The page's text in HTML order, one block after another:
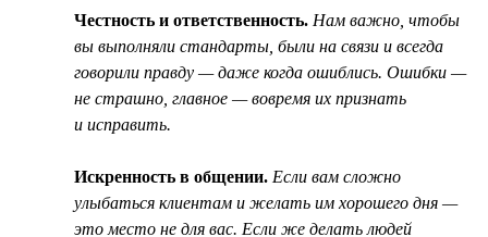
Честность и ответственность. Нам важно, чтобы
вы выполняли стандарты, были на связи и всегда
говорили правду — даже когда ошиблись. Ошибки —
не страшно, главное — вовремя их признать
и исправить.
Искренность в общении. Если вам сложно
улыбаться клиентам и желать им хорошего дня —
это место не для вас. Если же делать людей